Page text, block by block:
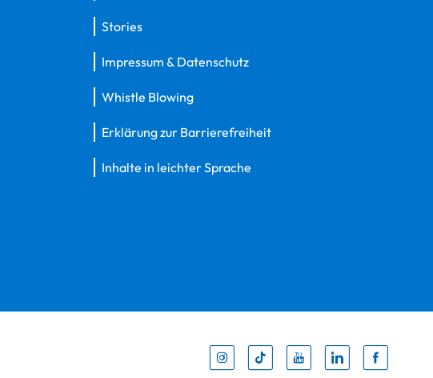
Stories
Impressum & Datenschutz
Whistle Blowing
Erklärung zur Barrierefreiheit
Inhalte in leichter Sprache